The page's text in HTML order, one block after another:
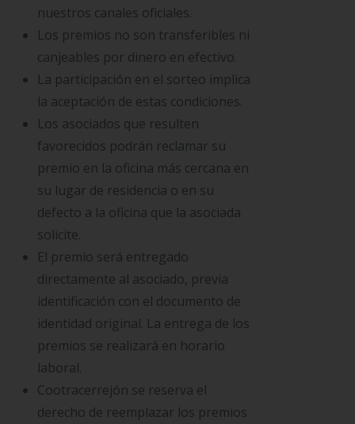
nuestros canales oficiales.
Los premios no son transferibles ni
canjeables por dinero en efectivo.
La participación en el sorteo implica
la aceptación de estas condiciones.
Los asociados que resulten
favorecidos podrán reclamar su
premio en la oficina más cercana en
su lugar de residencia o en su
defecto a la oficina que la asociada
solicite.
El premio será entregado
directamente al asociado, previa
identificación con el documento de
identidad original. La entrega de los
premios se realizará en horario
laboral.
Cootracerrejón se reserva el
derecho de reemplazar los premios